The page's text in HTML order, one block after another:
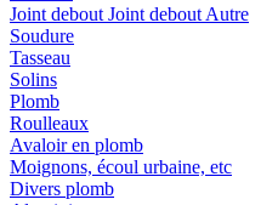
Joint debout Joint debout Autre
Soudure
Tasseau
Solins
Plomb
Roulleaux
Avaloir en plomb
Moignons, écoul urbaine, etc
Divers plomb